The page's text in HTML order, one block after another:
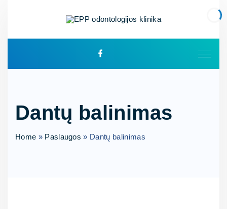
Dantų balinimas
Home » Paslaugos » Dantų balinimas